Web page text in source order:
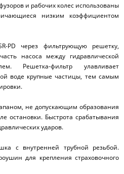
и рабочих колес использованы
низким коэффициентом
PD через фильтрующую решетку,
насоса между гидравлической
Решетка-фильтр улавливает
воде крупные частицы, тем самым
не допускающим образования
остановки. Быстрота срабатывания
ударов.
с внутренней трубной резьбой.
для крепления страховочного